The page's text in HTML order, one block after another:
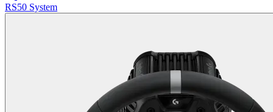
RS50 System